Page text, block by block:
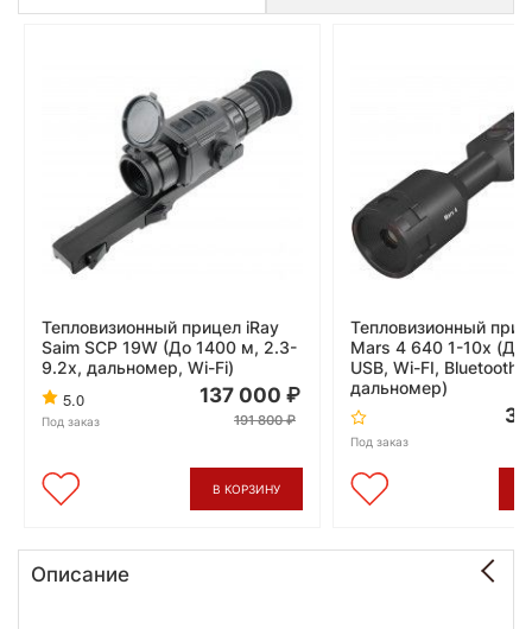
Тепловизионный прицел iRay
Saim SCP 19W (До 1400 м, 2.3-
9.2x, дальномер, Wi-Fi)
5.0
Под заказ
137 000
191 800
В КОРЗИНУ
Тепловизионный
Mars 4 640 1-10x (До
USB, Wi-FI, Bluetooth,
дальномер)
Под заказ
Описание